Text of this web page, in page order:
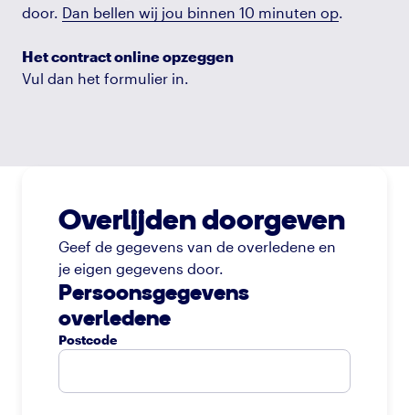
door. Dan bellen wij jou binnen 10 minuten op.
Het contract online opzeggen
Vul dan het formulier in.
Overlijden doorgeven
Geef de gegevens van de overledene en
je eigen gegevens door.
Persoonsgegevens
overledene
Postcode